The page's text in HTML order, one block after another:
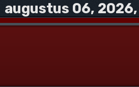
augustus 06, 2026,